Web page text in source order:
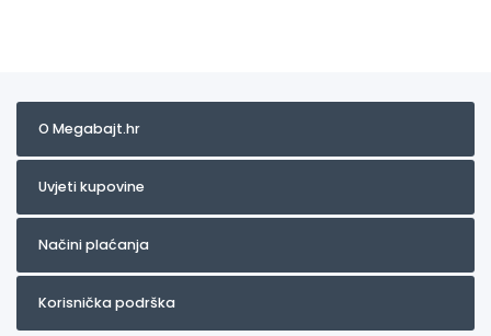
O Megabajt.hr
Uvjeti kupovine
Načini plaćanja
Korisnička podrška